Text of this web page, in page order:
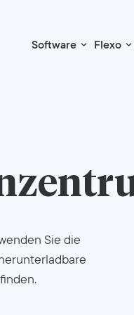
Software Flexo
Sie die